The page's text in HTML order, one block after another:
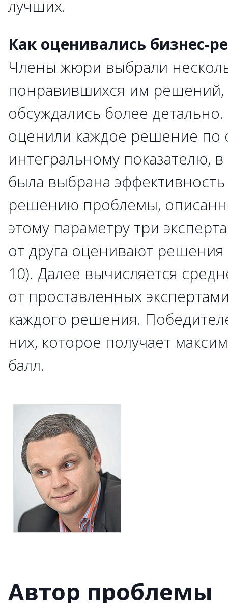
лучших.
Как оценивались бизнес-
Члены жюри выбрали
понравившихся им решений,
обсуждались более
оценили каждое решение по
интегральному показателю,
была выбрана
решению проблемы,
этому параметру три
от друга оценивают решения
10). Далее вычисляется
от проставленных
каждого решения.
них, которое получает
балл.
Автор проблемы